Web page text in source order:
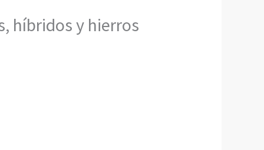
híbridos y hierros